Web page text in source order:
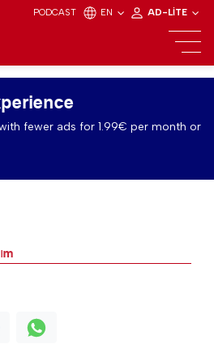
PODCAST EN AD-LITE
fewer ads for 1.99€ per month or